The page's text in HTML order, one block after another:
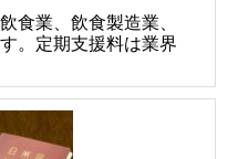
食業、飲食製造業、
。定期支援料は業界